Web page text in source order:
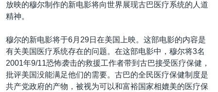
跳
到
检
索
印太
欧洲
非洲
美洲
经济·金融·贸易
科教·文娱·体健
军事
劳工
美中关系
白宫要闻
国会报道
美中关系
VOA视频
VOA今日焦点
中文广播
放映的穆尔制作的新电影将向世界展现古巴医疗系统的人道
精神。
穆尔的新电影将于6月29日在美国上映。这部电影的内容是
有关美国医疗系统存在的问题。在这部电影中，穆尔将3名
2001年9/11恐怖袭击的救援工作者带到古巴接受医疗保健，
批评美国没能满足他们的需要。古巴的全民医疗保健制度是
共产党政府的产物，被视为可以和富裕国家相媲美的医疗保